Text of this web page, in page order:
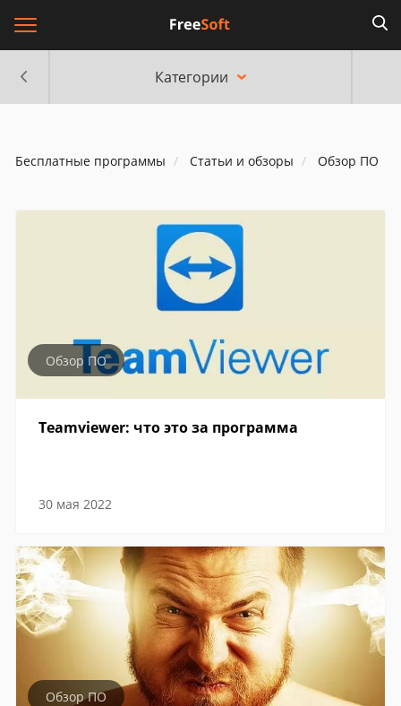
Категории
Бесплатные программы Статьи и обзоры Обзор ПО
Обзор ПО
Teamviewer: что это за программа
30 мая 2022
Обзор ПО